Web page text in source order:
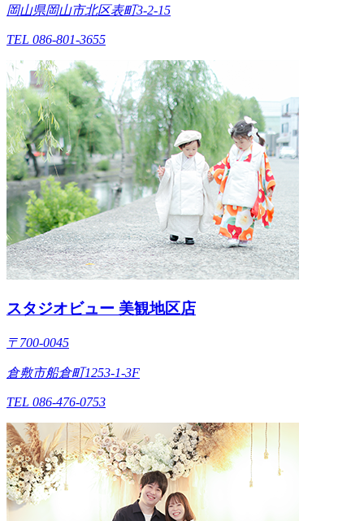
岡山県岡山市北区表町3-2-15
TEL 086-801-3655
スタジオビュー 美観地区店
〒700-0045
倉敷市船倉町1253-1-3F
TEL 086-476-0753